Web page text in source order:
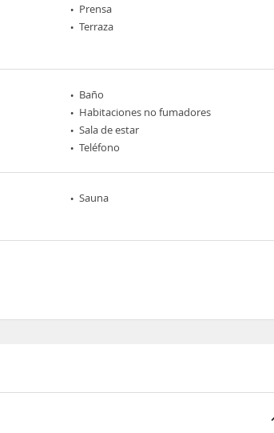
Prensa
Terraza
Baño
Habitaciones no fumadores
Sala de estar
Teléfono
Sauna